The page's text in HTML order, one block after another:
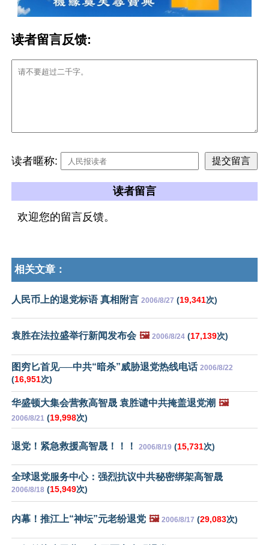
读者留言反馈:
读者暱称:
读者留言
欢迎您的留言反馈。
相关文章：
人民币上的退党标语 真相附言 2006/8/27 (19,341次)
袁胜在法拉盛举行新闻发布会 🖼️ 2006/8/24 (17,139次)
图穷匕首见──中共“暗杀”威胁退党热线电话 2006/8/22
(16,951次)
华盛顿大集会营救高智晟 袁胜谴中共掩盖退党潮 🖼️
2006/8/21 (19,998次)
退党！紧急救援高智晟！！！ 2006/8/19 (15,731次)
全球退党服务中心：强烈抗议中共秘密绑架高智晟
2006/8/18 (15,949次)
内幕！推江上“神坛”元老纷退党 🖼️ 2006/8/17 (29,083次)